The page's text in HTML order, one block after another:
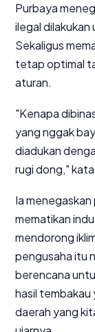
Purbaya
ilegal
Sekaligus
tetap optimal
aturan.
"Kenapa
yang nggak
diadukan
rugi dong,"
Ia
mematikan
mendorong
pengusaha itu
berencana
hasil tembakau
daerah yang